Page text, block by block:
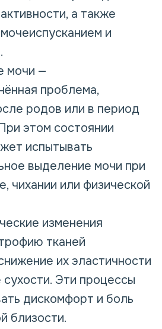
а также
и
мочи —
проблема,
родов или в период
этом состоянии
испытывать
выделение мочи при
чихании или физической
изменения
тканей
их эластичности
сухости. Эти процессы
дискомфорт и боль
близости.